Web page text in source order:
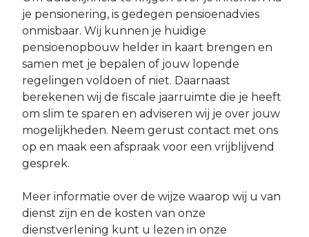
je pensionering, is gedegen pensioenadvies
onmisbaar. Wij kunnen je huidige
pensioenopbouw helder in kaart brengen en
samen met je bepalen of jouw lopende
regelingen voldoen of niet. Daarnaast
berekenen wij de fiscale jaarruimte die je heeft
om slim te sparen en adviseren wij je over jouw
mogelijkheden. Neem gerust contact met ons
op en maak een afspraak voor een vrijblijvend
gesprek.
Meer informatie over de wijze waarop wij u van
dienst zijn en de kosten van onze
dienstverlening kunt u lezen in onze